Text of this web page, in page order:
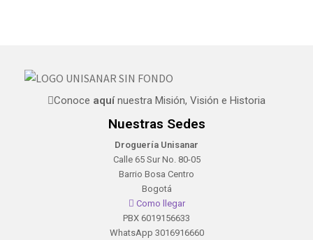
Conoce aquínuestra Misión, Visión e Historia
Nuestras Sedes
Droguería Unisanar
Calle 65 Sur No. 80-05
Barrio Bosa Centro
Bogotá
Como llegar
PBX 6019156633
WhatsApp 3016916660